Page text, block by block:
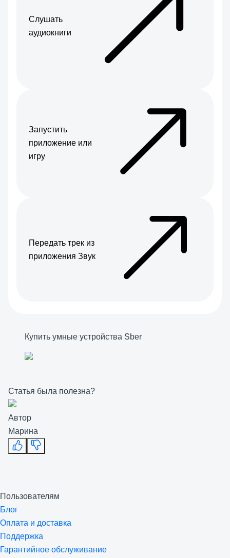
Слушать
аудиокниги
Запустить
приложение или
игру
Передать трек из
приложения Звук
Купить умные устройства Sber
Статья была полезна?
Автор
Марина
Пользователям
Блог
Оплата и доставка
Поддержка
Гарантийное обслуживание